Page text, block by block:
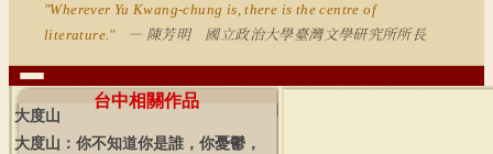
"Wherever Yu Kwang-chung is, there is the centre of
literature."
— 陳芳明 國立政治大學臺灣文學研究所所長
台中相關作品
大度山
大度山：你不知道你是誰，你憂鬱，